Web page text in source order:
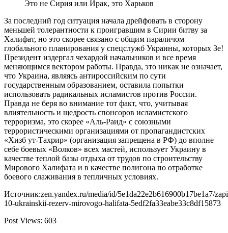
Это не Сирия или Ирак, это Харьков
За последний год ситуация начала дрейфовать в сторону
меньшей толерантности к проигравшим в Сирии битву за
Халифат, но это скорее связано с общим параличом
глобального планирования у спецслужб Украины, которых Зе!
Президент издергал чехардой начальников и все время
меняющимся вектором работы. Правда, это никак не означает,
что Украина, являясь антироссийским по сути
государственным образованием, оставила попытки
использовать радикальных исламистов против России.
Правда не беря во внимание тот факт, что, учитывая
влиятельность и щедрость спонсоров исламистского
терроризма, это скорее «Аль-Раид» с союзными
террористическими организациями от пропагандистских
«Хизб ут-Тахрир» (организация запрещена в РФ) до вполне
себе боевых «Волков» всех мастей, использует Украину в
качестве теплой базы отдыха от трудов по строительству
Мирового Халифата и в качестве полигона по отработке
боевого слаживания в тепличных условиях.
Источник:zen.yandex.ru/media/id/5e1da22e2b616900b17be1a7/
10-ukrainskii-rezerv-mirovogo-halifata-5edf2fa33eabe33c8df15873
Post Views: 603